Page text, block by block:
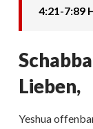
4:21-7:89
Lieben,
Yeshua